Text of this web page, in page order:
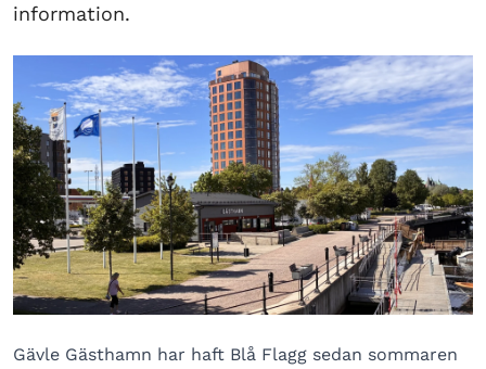
information.
Gävle Gästhamn har haft Blå Flagg sedan sommaren